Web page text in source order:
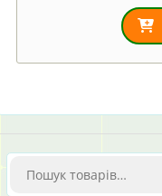
Шукати: